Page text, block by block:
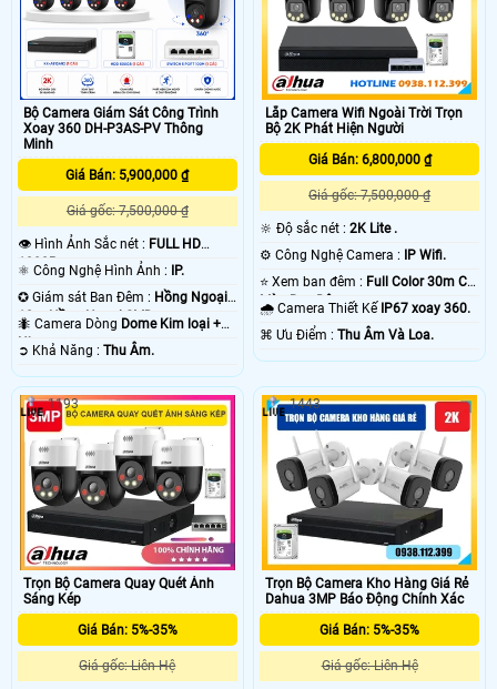
Bộ Camera Giám Sát Công Trình
Xoay 360 DH-P3AS-PV Thông
Minh
Giá Bán: 5,900,000 ₫
Giá gốc: 7,500,000 ₫
👁 Hình Ảnh Sắc nét : FULL HD
1080P .
⚛️ Công Nghệ Hình Ảnh : IP.
✪ Giám sát Ban Đêm : Hồng Ngoại
10m Hồng Ngoại SMD.
🐜 Camera Dòng Dome Kim loại +
Nhựa.
️➲ Khả Năng : Thu Âm.
Lắp Camera Wifi Ngoài Trời Trọn
Bộ 2K Phát Hiện Người
Giá Bán: 6,800,000 ₫
Giá gốc: 7,500,000 ₫
🔆 Độ sắc nét :2K Lite .
⚙ Công Nghệ Camera : IP Wifi.
⭐ Xem ban đêm : Full Color 30m Có
Màu Ban Ðêm.
🌧️ Camera Thiết Kế IP67 xoay 360.
️⌘ Ưu Điểm :Thu Âm Và Loa.
Trọn Bộ Camera Quay Quét Ánh
Sáng Kép
Giá Bán: 5%-35%
Giá gốc: Liên Hệ
1193
Trọn Bộ Camera Kho Hàng Giá Rẻ
Dahua 3MP Báo Động Chính Xác
Giá Bán: 5%-35%
Giá gốc: Liên Hệ
1443